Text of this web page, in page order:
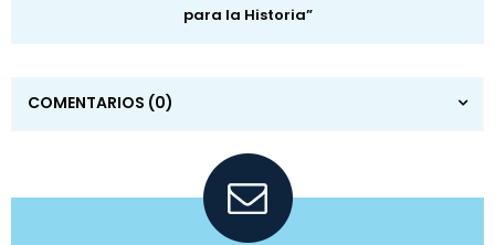
para la Historia”
COMENTARIOS (0)